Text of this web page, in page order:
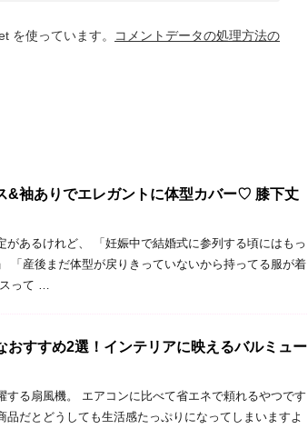
を使っています。
コメントデータの処理方法の
&袖ありでエレガントに体型カバー♡ 膝下丈
があるけれど、 「妊娠中で結婚式に参列する頃にはもっ
「産後まだ体型が戻りきっていないから持ってる服が着
って …
おすすめ2選！インテリアに映えるバルミュー
する扇風機。 エアコンに比べて省エネで頼れるやつです
品だとどうしても生活感たっぷりになってしまいますよ